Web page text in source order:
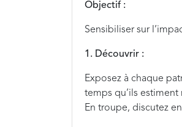
Objectif :
Sensibiliser sur
1. Découvrir :
Exposez à chaque
temps qu’ils
En troupe, discutez